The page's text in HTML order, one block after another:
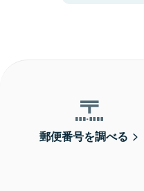
郵便番号を調べる